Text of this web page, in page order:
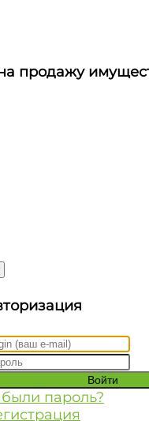
продажу
пароль?